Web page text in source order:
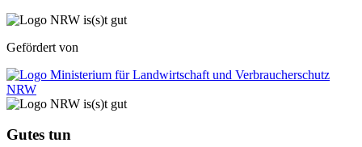
Gefördert von
Gutes tun